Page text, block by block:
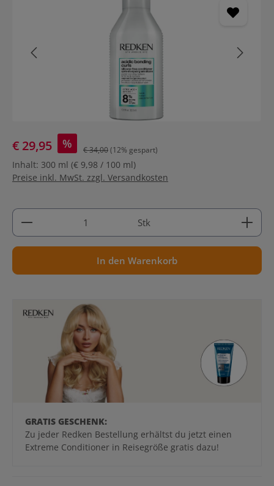
€ 29,95 % € 34,00(12% gespart)
Inhalt: 300 ml (€ 9,98 / 100 ml)
Preise inkl. MwSt. zzgl. Versandkosten
Produkt Anzahl: Gib den gewünschten Wert ein
Stk
In den Warenkorb
GRATIS GESCHENK:
Zu jeder Redken Bestellung erhältst du jetzt einen
Extreme Conditioner in Reisegröße gratis dazu!